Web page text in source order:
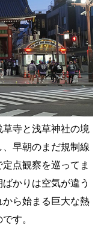
寺と浅草神社の境
早朝のまだ規制線
点観察を巡ってま
かりは空気が違う
ら始まる巨大な熱
す。